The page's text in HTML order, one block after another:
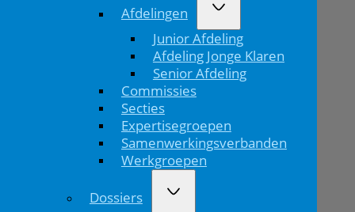
Afdelingen
Junior Afdeling
Afdeling Jonge Klaren
Senior Afdeling
Commissies
Secties
Expertisegroepen
Samenwerkingsverbanden
Werkgroepen
Dossiers
Afscheid
bestuurslid